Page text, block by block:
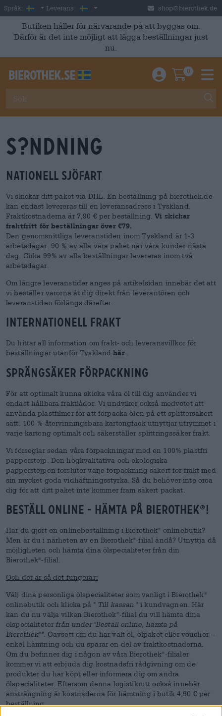
Skip to main content
Språk: Swedish
Leverans: Sverige shop@bierothek.de
Butiken håller för närvarande på att byggas om.
Därför är det inte möjligt att lägga beställningar just
nu.
Einloggen /
0
S?ndning
Nationell sjöfart
Vi skickar ditt paket via DHL. En beställning på bierothek.de
kan endast levereras till en leveransadress i Tyskland.
Fraktkostnaderna är 7,90 € per beställning. Vi skickar
fraktfritt för beställningar över €79.
Den genomsnittliga leveranstiden inom Tyskland är 1-3
arbetsdagar. 90 % av alla våra paket når våra kunder nästa
dag. Cirka 99% av alla beställningar levereras inom två
arbetsdagar.
Om längre leveranstider anges på artikelsidan innebär det att
vibeställer varorna åt dig direkt från leverantören och
leveranstiden förlängs därefter.
Internationell frakt
Du hittar all information om frakt- och leveransvillkor för
beställningar utanför Tyskland här
Sprängsäker förpackning
För att optimalt kunna skicka våra öl till dig använder vi
endast hållbara fraktlådor. Vi undviker också medvetet att
använda plastfilmer för att förpacka ölen på ett splittersäkert
sätt. 100 % återvinningsbara kartongfack utnyttjar utrymmet i
varje kartong optimalt och säkerställer splittringssäker frakt.
Vi förseglar sedan våra förpackningar med en 100% plastfri
papperstejp. Den högkvalitativa och ekologiska
papperstejpen försluter varje förpackning säkert för frakt med
sin mycket goda vidhäftningsstyrka. Så du behöver inte oroa
dig för att ditt paket inte kommer fram säkert packat.
Beställ online - hämta på Bierothek® !
Har du gjort en onlinebeställning i Bierothek®
onlinebutik?
Men är du i närheten av en Bierothek® -filial ändå? Utnyttja då
möjligheten och hämta dina ölspecialiteter från din
Bierothek® -filial.
Och det är så det fungerar:
Välj dina personliga ölspecialiteter som vanligt i Bierothek ®
onlinebutik och klicka på " Till kassan " i kundvagnen. Här
kan du nu välja vilken Bierothek ® -filial du vill hämta dina
ölspecialiteter från under "Beställ online, hämta på
Bierothek® ". Oavsett om du har valt öl, ölpaket eller voucher –
enkel hämtning och du sparar en del av fraktkostnaderna.
Om du befinner dig i någon av våra Bierothek® -filialer
kommer vi att erbjuda dig kostnadsfri rådgivning om de
produkter du har köpt eller informera dig om andra
ölspecialiteter. Eftersom denna logistikrutt också innebär
ansträngning är kostnaderna för hämtning i butik 4,90 € per
beställning.